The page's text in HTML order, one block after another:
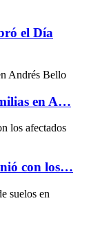
el Día
en A…
con los…